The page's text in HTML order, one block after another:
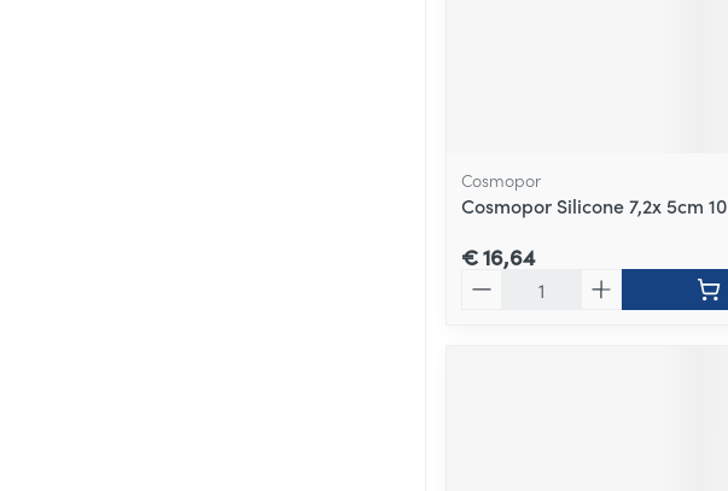
Cosmopor
Cosmopor Silicone 7,2x 5cm 10
€ 16,64